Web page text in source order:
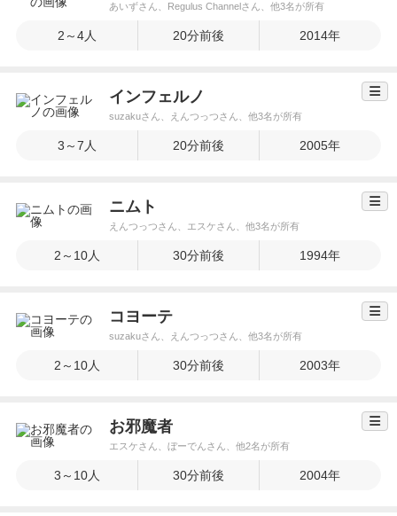
あいずさん、Regulus Channelさん、他3名が所有
2～4人 20分前後 2014年
インフェルノ
suzakuさん、えんつっつさん、他3名が所有
3～7人 20分前後 2005年
ニムト
えんつっつさん、エスケさん、他3名が所有
2～10人 30分前後 1994年
コヨーテ
suzakuさん、えんつっつさん、他3名が所有
2～10人 30分前後 2003年
お邪魔者
エスケさん、ぼーでんさん、他2名が所有
3～10人 30分前後 2004年